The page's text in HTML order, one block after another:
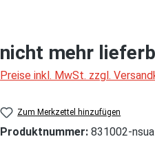
nicht mehr
Preise inkl. MwSt. zzgl.
Zum Merkzettel hinzufügen
Produktnummer: 831002-